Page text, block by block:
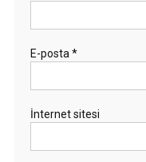
E-posta *
İnternet sitesi